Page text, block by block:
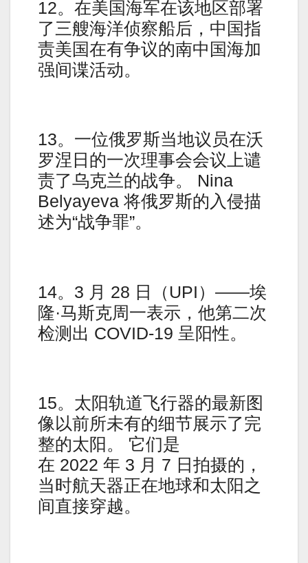
12。在美国海军在该地区部署
了三艘海洋侦察船后，中国指
责美国在有争议的南中国海加
强间谍活动。
13。一位俄罗斯当地议员在沃
罗涅日的一次理事会会议上谴
责了乌克兰的战争。 Nina
Belyayeva 将俄罗斯的入侵描
述为“战争罪”。
14。3 月 28 日（UPI）——埃
隆·马斯克周一表示，他第二次
检测出 COVID-19 呈阳性。
15。太阳轨道飞行器的最新图
像以前所未有的细节展示了完
整的太阳。 它们是
在 2022 年 3 月 7 日拍摄的，
当时航天器正在地球和太阳之
间直接穿越。